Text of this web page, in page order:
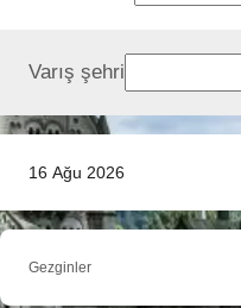
16 Ağu 2026
Varış şehri
Gezginler